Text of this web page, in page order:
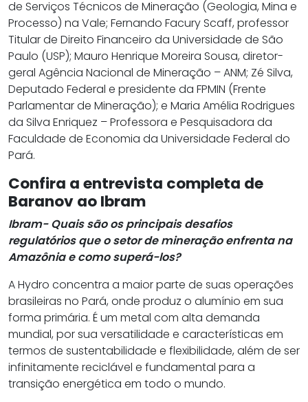
de Serviços Técnicos de Mineração (Geologia, Mina e
Processo) na Vale; Fernando Facury Scaff, professor
Titular de Direito Financeiro da Universidade de São
Paulo (USP); Mauro Henrique Moreira Sousa, diretor-
geral Agência Nacional de Mineração – ANM; Zé Silva,
Deputado Federal e presidente da FPMIN (Frente
Parlamentar de Mineração); e Maria Amélia Rodrigues
da Silva Enriquez – Professora e Pesquisadora da
Faculdade de Economia da Universidade Federal do
Pará.
Confira a entrevista completa de
Baranov ao Ibram
Ibram- Quais são os principais desafios
regulatórios que o setor de mineração enfrenta na
Amazônia e como superá-los?
A Hydro concentra a maior parte de suas operações
brasileiras no Pará, onde produz o alumínio em sua
forma primária. É um metal com alta demanda
mundial, por sua versatilidade e características em
termos de sustentabilidade e flexibilidade, além de ser
infinitamente reciclável e fundamental para a
transição energética em todo o mundo.